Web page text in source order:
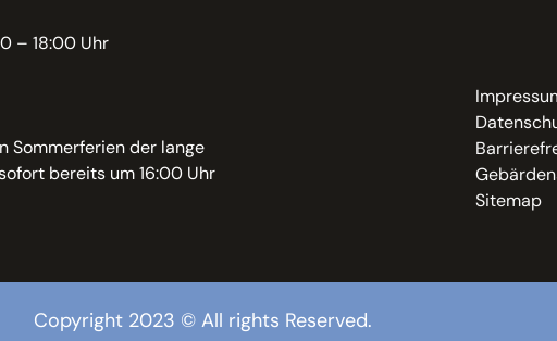
– 18:00 Uhr
Sommerferien der lange
bereits um 16:00 Uhr
Sitemap
Copyright 2023 © All rights Reserved.